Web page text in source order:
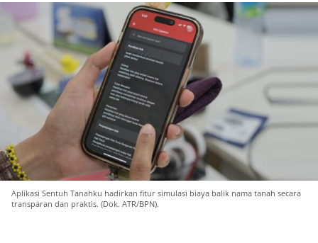
Aplikasi Sentuh Tanahku hadirkan fitur simulasi biaya balik nama tanah secara
transparan dan praktis. (Dok. ATR/BPN).